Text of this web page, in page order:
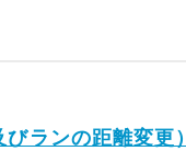
ランの距離変更）